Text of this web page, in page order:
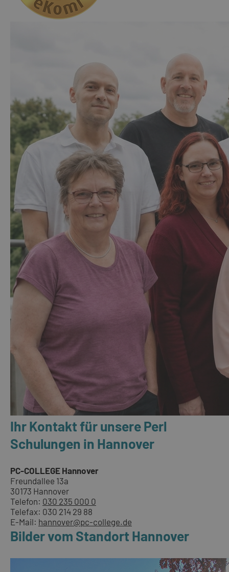
Ihr Kontakt für unsere Perl
Schulungen in Hannover
PC-COLLEGE Hannover
Freundallee 13a
30173 Hannover
Telefon: 030 235 000 0
Telefax: 030 214 29 88
E-Mail: hannover@pc-college.de
Bilder vom Standort Hannover